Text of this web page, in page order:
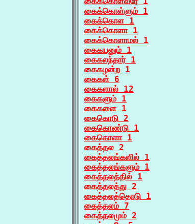
கைக்கொள்ளும் 1
கைக்கொள 1
கைக்கொளா 1
கைக்கொளாமல் 1
கைகயனும் 1
கைகலந்தார் 1
கைகழன்ற 1
கைகள் 6
கைகளால் 12
கைகளும் 1
கைகளை 1
கைகொடு 2
கைகொண்டு 1
கைகொளா 1
கைத்தல 2
கைத்தலங்களில் 1
கைத்தலங்களும் 1
கைத்தலத்தில் 1
கைத்தலத்து 2
கைத்தலத்தொடு 1
கைத்தலம் 7
கைத்தலமும் 2